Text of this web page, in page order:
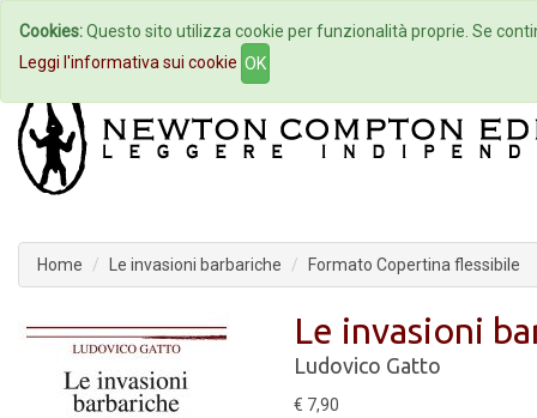
Home Autori Eventi
Home Le invasioni barbariche Formato Copertina flessibile
Le invasioni
Ludovico Gatto
€ 7,90
Cookies:Questo sito utilizza cookie per funzionalità proprie. Se
Leggi l'informativa sui cookie OK